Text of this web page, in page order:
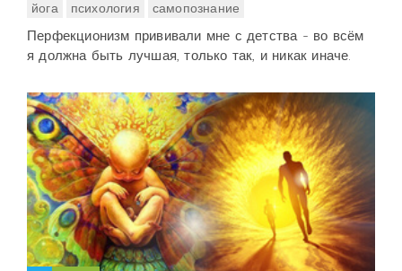
йога
психология самопознание
Перфекционизм прививали мне с детства - во всём
я должна быть лучшая, только так, и никак иначе.